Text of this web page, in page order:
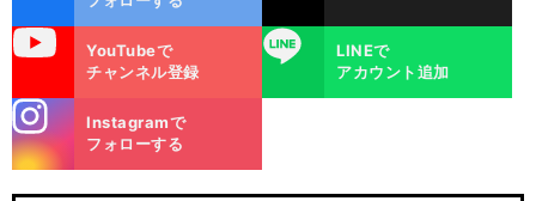
YouTubeで
チャンネル登録
LINE
LINEで
アカウント追加
m
Instagramで
フォローする